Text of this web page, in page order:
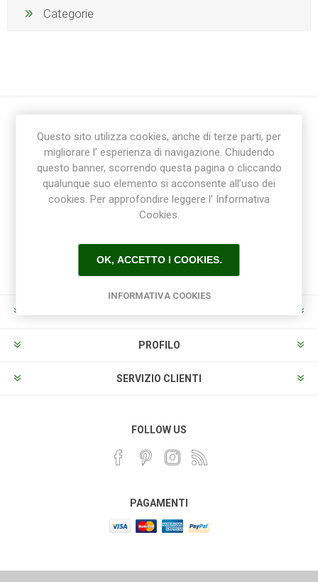
Categorie
Ricevi la newsletter
PROFILO
SERVIZIO CLIENTI
FOLLOW US
PAGAMENTI
Questo sito utilizza cookies, anche di terze parti, per
migliorare l’ esperienza di navigazione. Chiudendo
questo banner, scorrendo questa pagina o cliccando
qualunque suo elemento si acconsente all’uso dei
cookies. Per approfondire leggere l’ Informativa
Cookies.
OK, ACCETTO I COOKIES.
INFORMATIVA COOKIES